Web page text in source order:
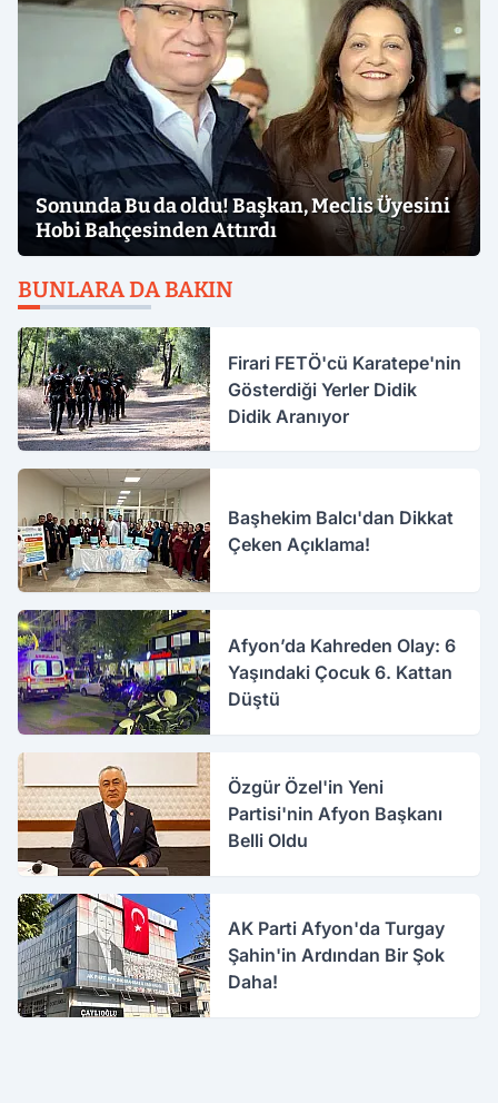
Sonunda Bu da oldu! Başkan, Meclis Üyesini
Hobi Bahçesinden Attırdı
BUNLARA DA BAKIN
Firari FETÖ'cü Karatepe'nin
Gösterdiği Yerler Didik
Didik Aranıyor
Başhekim Balcı'dan Dikkat
Çeken Açıklama!
Afyon’da Kahreden Olay: 6
Yaşındaki Çocuk 6. Kattan
Düştü
Özgür Özel'in Yeni
Partisi'nin Afyon Başkanı
Belli Oldu
AK Parti Afyon'da Turgay
Şahin'in Ardından Bir Şok
Daha!